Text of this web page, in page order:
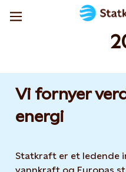
Vi fornyer
energi
Statkraft er et ledende